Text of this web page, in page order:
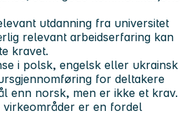
utdanning fra universitet
relevant arbeidserfaring kan
kravet.
i polsk, engelsk eller ukrainsk
for deltakere
enn norsk, men er ikke et krav.
virkeområder er en fordel